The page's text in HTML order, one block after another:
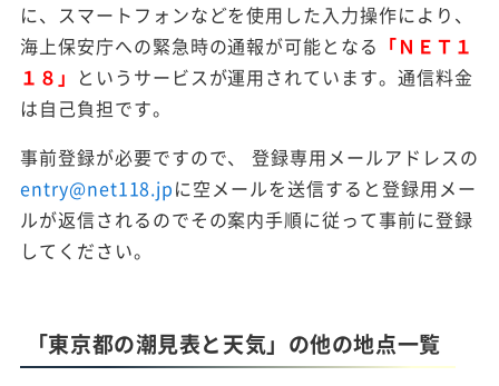
に、スマートフォンなどを使用した入力操作により、
海上保安庁への緊急時の通報が可能となる 「ＮＥＴ１
１８」 というサービスが運用されています。通信料金
は自己負担です。
事前登録が必要ですので、 登録専用メールアドレスの
entry@net118.jpに空メールを送信すると登録用メー
ルが返信されるのでその案内手順に従って事前に登録
してください。
「東京都の潮見表と天気」の他の地点一覧